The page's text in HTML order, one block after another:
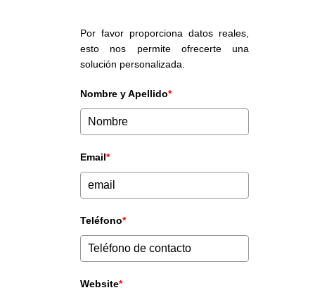
Por favor proporciona datos reales,
esto nos permite ofrecerte una
solución personalizada.
Nombre y Apellido*
Email*
Teléfono*
Website*